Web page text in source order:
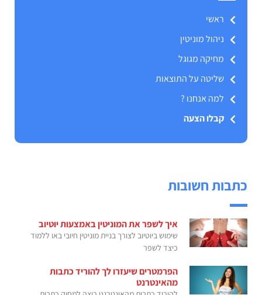
ראשי
ניהול מוניטין
מחיקה מגוגל
שליטה על התוצאות
למה אנחנו ?
קבלו הצעה
כתבות חשובות
איך לשפר את המוניטין באמצעות יוטיוב
שימוש ביוטיוב לצורך בניית מוניטין חיובי באו ללמוד
כיצד לשפר
הפרמטרים שיעזרו לך להוריד כתבות
מהאינטרנט